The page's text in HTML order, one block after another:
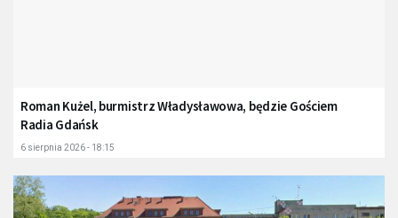
Roman Kużel, burmistrz Władysławowa, będzie Gościem
Radia Gdańsk
6 sierpnia 2026 - 18:15